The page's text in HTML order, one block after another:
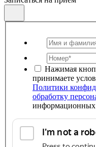
Нажимая
принимаете
Политики
обработку